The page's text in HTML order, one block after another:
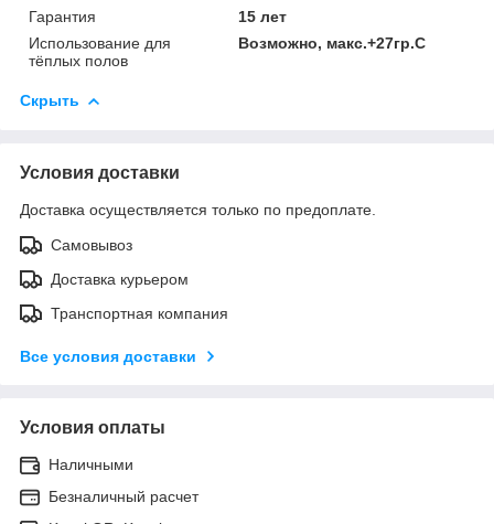
Гарантия
15 лет
Использование для
тёплых полов
Возможно, макс.+27гр.С
Скрыть
Условия доставки
Доставка осуществляется только по предоплате.
Самовывоз
Доставка курьером
Транспортная компания
Все условия доставки
Условия оплаты
Наличными
Безналичный расчет